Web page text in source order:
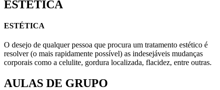
ESTÉTICA
ESTÉTICA
O desejo de qualquer pessoa que procura um tratamento estético é
resolver (o mais rapidamente possível) as indesejáveis mudanças
corporais como a celulite, gordura localizada, flacidez, entre outras.
AULAS DE GRUPO